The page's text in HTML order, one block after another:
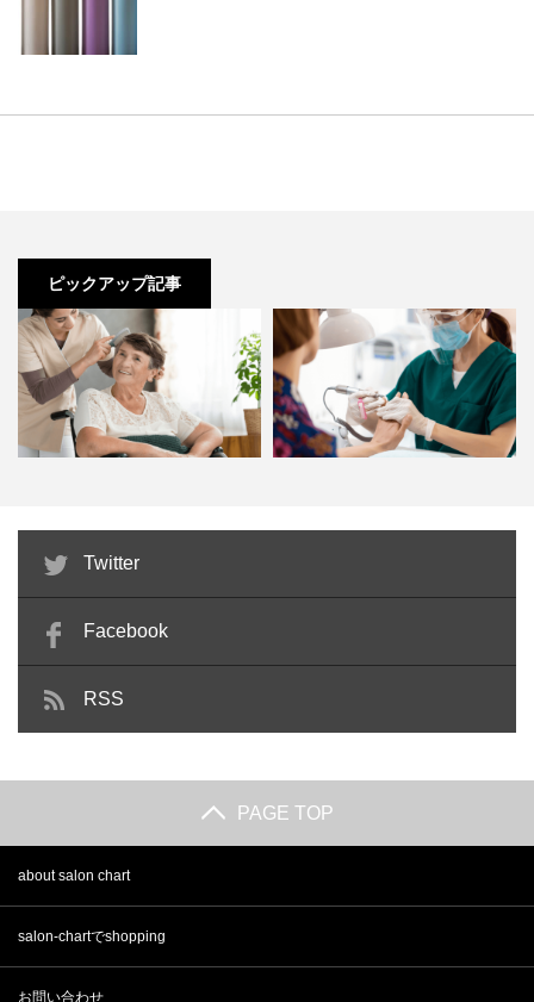
ピックアップ記事
介護美容師として開業するなら有
資格者のほうが有利？なぜ今…
Twitter
Facebook
RSS
PAGE TOP
about salon chart
salon-chartでshopping
お問い合わせ